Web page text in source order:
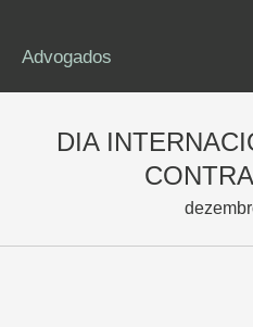
Advogados
DIA